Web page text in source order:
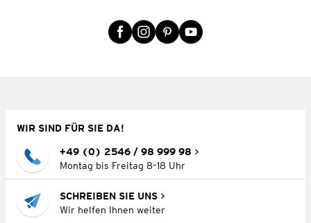
WIR SIND FÜR SIE DA!
+49 (0) 2546 / 98 999 98
Montag bis Freitag 8–18 Uhr
SCHREIBEN SIE UNS
Wir helfen Ihnen weiter